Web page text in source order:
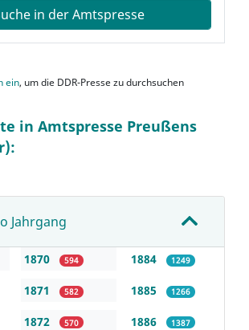
in der Amtspresse
ein, um die DDR-Presse zu durchsuchen
in Amtspresse Preußens
Jahrgang
1870 594
1871 582
1872 570
1884 1249
1885 1266
1886 1387